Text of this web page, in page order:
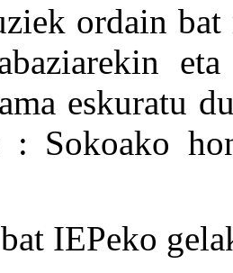
ordain
eskuratu
: Sokoako
IEPeko